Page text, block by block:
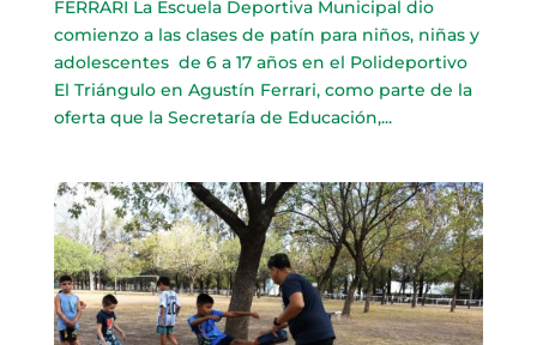
FERRARI La Escuela Deportiva Municipal dio
comienzo a las clases de patín para niños, niñas y
adolescentes de 6 a 17 años en el Polideportivo
El Triángulo en Agustín Ferrari, como parte de la
oferta que la Secretaría de Educación,...